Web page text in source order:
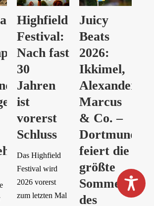
Highfield
Festival:
Nach fast
30
Jahren
ist
vorerst
Schluss
Das Highfield
Festival wird
2026 vorerst
zum letzten Mal
Juicy
Beats
2026:
Ikkimel,
Alexander
Marcus
& Co. –
Dortmund
feiert die
größte
des